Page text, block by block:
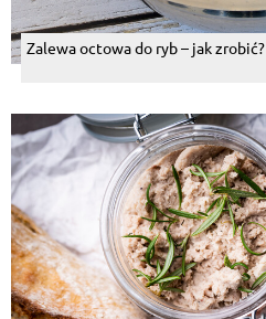
Zalewa octowa do ryb – jak zrobić?